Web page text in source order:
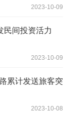
2023-10-09
民间投资活力
2023-10-09
累计发送旅客突
2023-10-08